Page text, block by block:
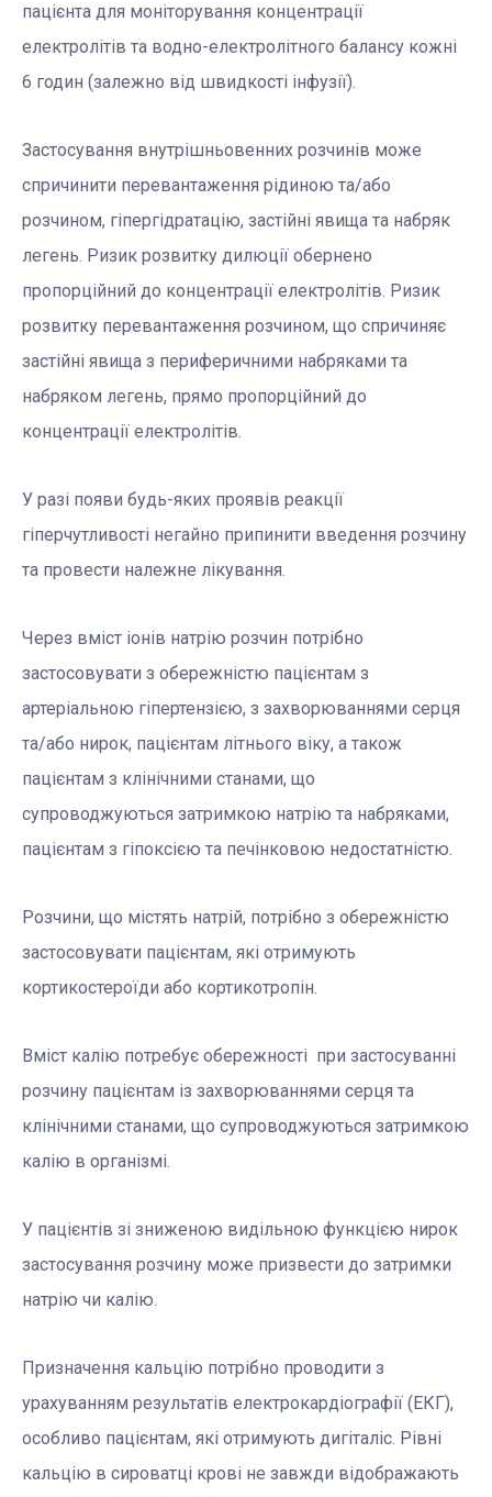
пацієнта для моніторування концентрації
електролітів та водно-електролітного балансу кожні
6 годин (залежно від швидкості інфузії).
Застосування внутрішньовенних розчинів може
спричинити перевантаження рідиною та/або
розчином, гіпергідратацію, застійні явища та набряк
легень. Ризик розвитку дилюції обернено
пропорційний до концентрації електролітів. Ризик
розвитку перевантаження розчином, що спричиняє
застійні явища з периферичними набряками та
набряком легень, прямо пропорційний до
концентрації електролітів.
У разі появи будь-яких проявів реакції
гіперчутливості негайно припинити введення розчину
та провести належне лікування.
Через вміст іонів натрію розчин потрібно
застосовувати з обережністю пацієнтам з
артеріальною гіпертензією, з захворюваннями серця
та/або нирок, пацієнтам літнього віку, а також
пацієнтам з клінічними станами, що
супроводжуються затримкою натрію та набряками,
пацієнтам з гіпоксією та печінковою недостатністю.
Розчини, що містять натрій, потрібно з обережністю
застосовувати пацієнтам, які отримують
кортикостероїди або кортикотропін.
Вміст калію потребує обережності при застосуванні
розчину пацієнтам із захворюваннями серця та
клінічними станами, що супроводжуються затримкою
калію в організмі.
У пацієнтів зі зниженою видільною функцією нирок
застосування розчину може призвести до затримки
натрію чи калію.
Призначення кальцію потрібно проводити з
урахуванням результатів електрокардіографії (ЕКГ),
особливо пацієнтам, які отримують дигіталіс. Рівні
кальцію в сироватці крові не завжди відображають